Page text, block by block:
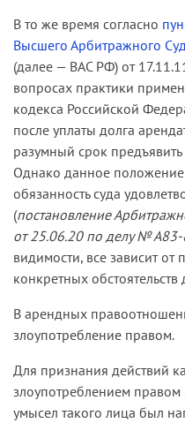
В то же время согласно
Высшего Арбитражного
(далее — ВАС РФ) от
вопросах практики
кодекса Российской
после уплаты долга
разумный срок
Однако данное положение
обязанность суда
(постановление
от 25.06.20 по делу №
видимости, все зависит
конкретных обстоятельств
В арендных
злоупотребление правом.
Для признания действий
злоупотреблением правом
умысел такого лица был